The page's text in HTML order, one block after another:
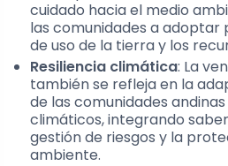
cuidado hacia el medio
las comunidades a adoptar
de uso de la tierra y los
Resiliencia climática: La
también se refleja en la
de las comunidades
climáticos, integrando
gestión de riesgos y la
ambiente.